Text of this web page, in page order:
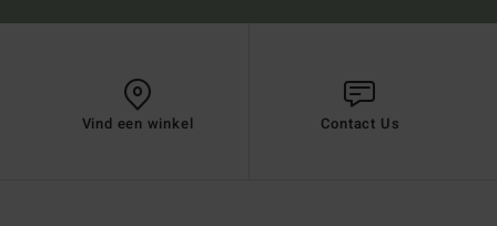
Vind een winkel Contact Us